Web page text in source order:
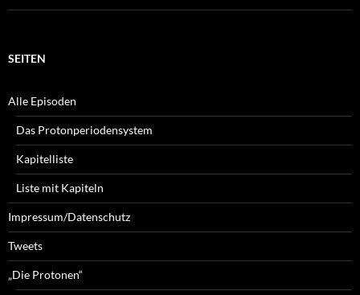
SEITEN
Alle Episoden
Das Protonperiodensystem
Kapitelliste
Liste mit Kapiteln
Impressum/Datenschutz
Tweets
„Die Protonen“